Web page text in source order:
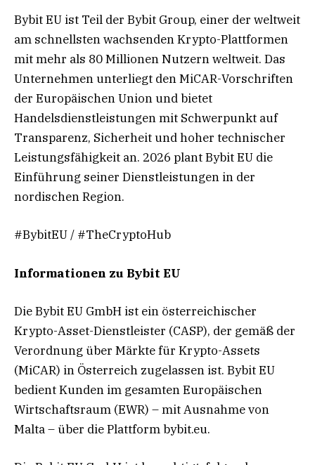
Bybit EU ist Teil der Bybit Group, einer der weltweit
am schnellsten wachsenden Krypto-Plattformen
mit mehr als 80 Millionen Nutzern weltweit. Das
Unternehmen unterliegt den MiCAR-Vorschriften
der Europäischen Union und bietet
Handelsdienstleistungen mit Schwerpunkt auf
Transparenz, Sicherheit und hoher technischer
Leistungsfähigkeit an. 2026 plant Bybit EU die
Einführung seiner Dienstleistungen in der
nordischen Region.
#BybitEU / #TheCryptoHub
Informationen zu Bybit EU
Die Bybit EU GmbH ist ein österreichischer
Krypto-Asset-Dienstleister (CASP), der gemäß der
Verordnung über Märkte für Krypto-Assets
(MiCAR) in Österreich zugelassen ist. Bybit EU
bedient Kunden im gesamten Europäischen
Wirtschaftsraum (EWR) – mit Ausnahme von
Malta – über die Plattform bybit.eu.